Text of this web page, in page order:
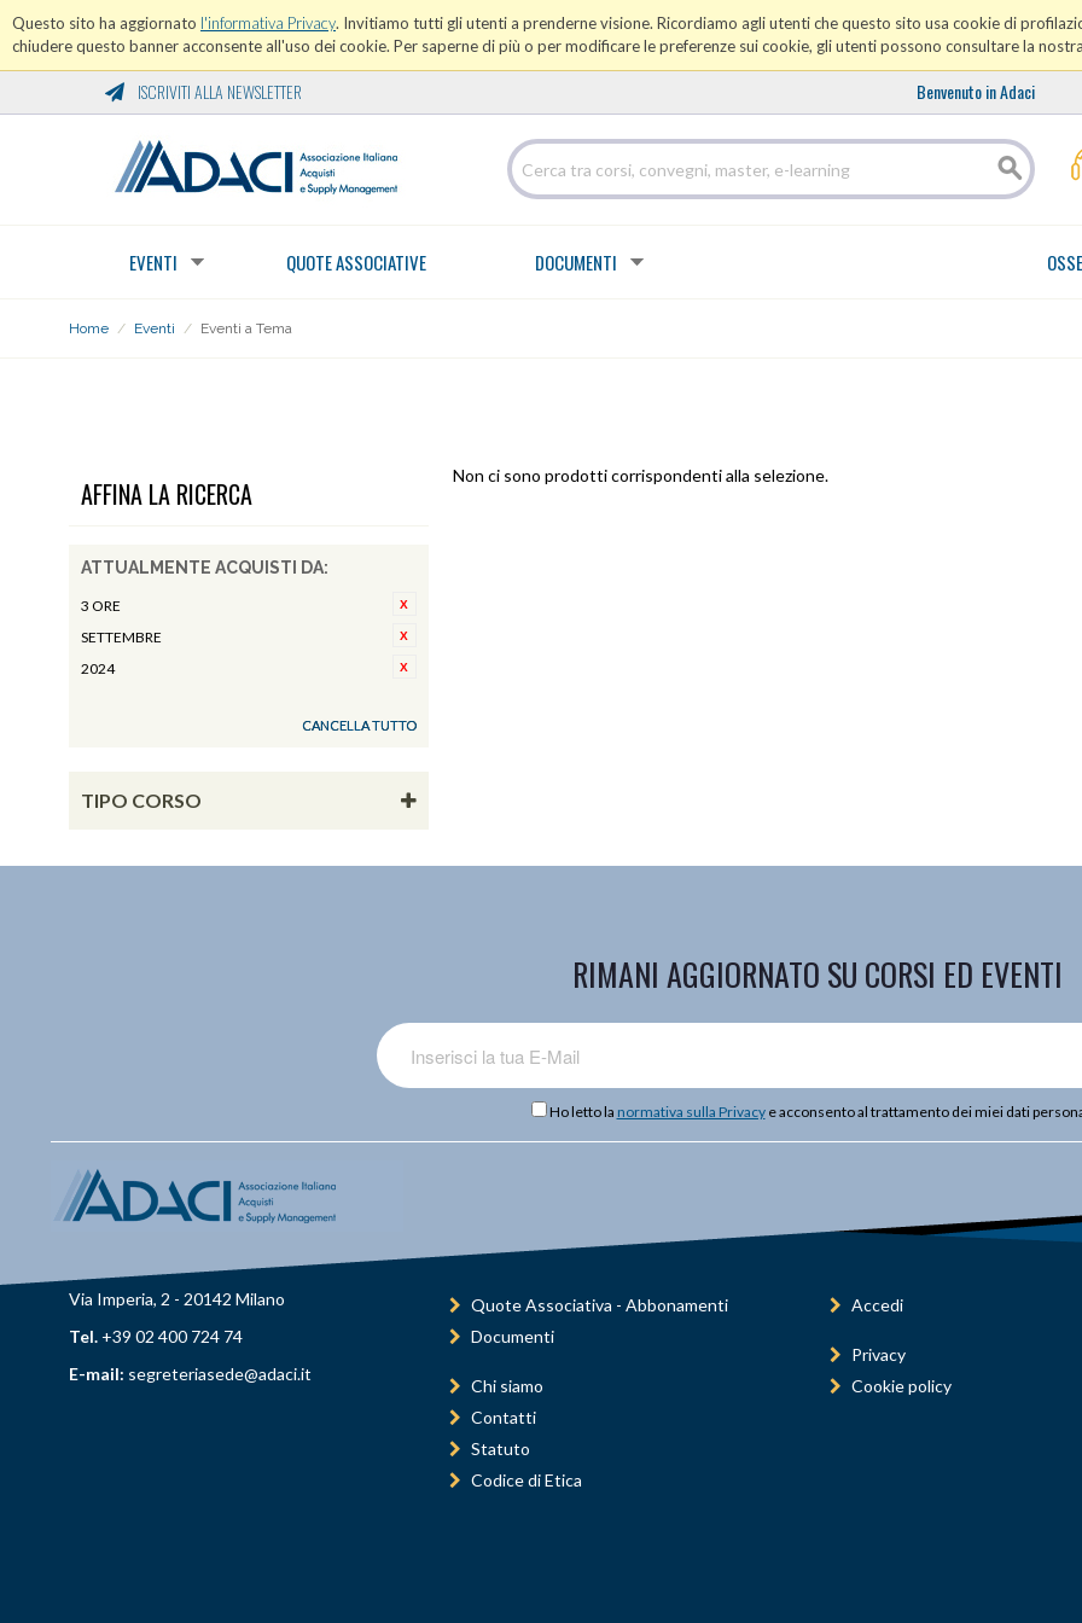
Questo sito ha aggiornato l'informativa Privacy. Invitiamo tutti gli utenti a prenderne visione. Ricordiamo agli utenti che questo sito usa cookie di
chiudere questo banner acconsente all'uso dei cookie. Per saperne di più o per modificare le preferenze sui cookie, gli utenti possono consultare la nostra
ISCRIVITI ALLA NEWSLETTER Benvenuto in Adaci
EVENTI QUOTE ASSOCIATIVE DOCUMENTI
Home / Eventi / Eventi a Tema
AFFINA LA RICERCA
ATTUALMENTE ACQUISTI DA:
3 ORE
SETTEMBRE
2024
CANCELLA TUTTO
TIPO CORSO
Non ci sono prodotti corrispondenti alla selezione.
RIMANI AGGIORNATO SU CORSI ED EVENTI
Ho letto la normativa sulla Privacye acconsento al trattamento dei miei dati
Via Imperia, 2 - 20142 Milano
Tel. +39 02 400 724 74
E-mail: segreteriasede@adaci.it
Quote Associativa - Abbonamenti
Documenti
Chi siamo
Contatti
Statuto
Codice di Etica
Accedi
Privacy
Cookie policy